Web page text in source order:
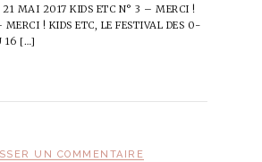
MAI 2017 KIDS ETC N° 3 – MERCI !
! KIDS ETC, LE FESTIVAL DES 0-
16 […]
UN COMMENTAIRE